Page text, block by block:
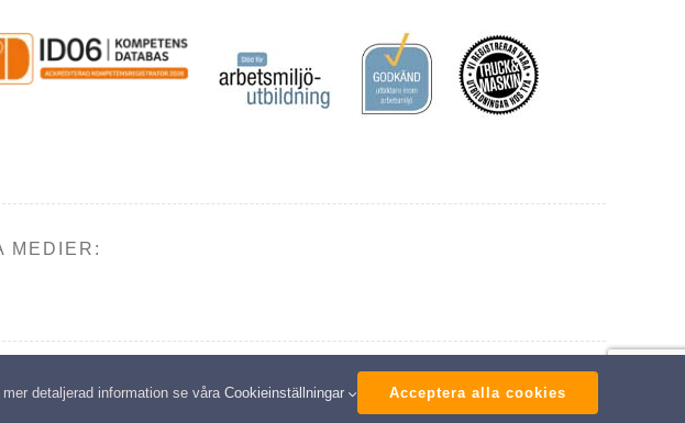
MEDIER:
AB | All rights reserved
detaljerad information se våra Cookieinställningar Acceptera alla cookies